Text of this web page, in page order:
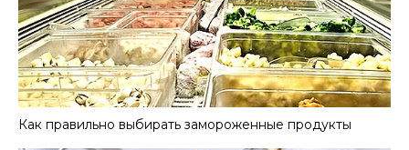
Как правильно выбирать замороженные продукты